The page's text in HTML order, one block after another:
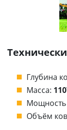
Глубина
Масса:
Мощность
Объём